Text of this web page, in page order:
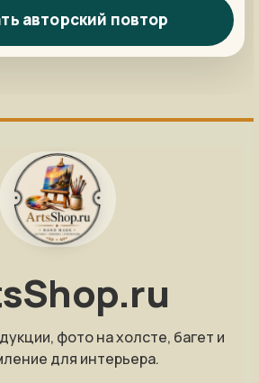
авторский повтор
фото на холсте, багет и
для интерьера.